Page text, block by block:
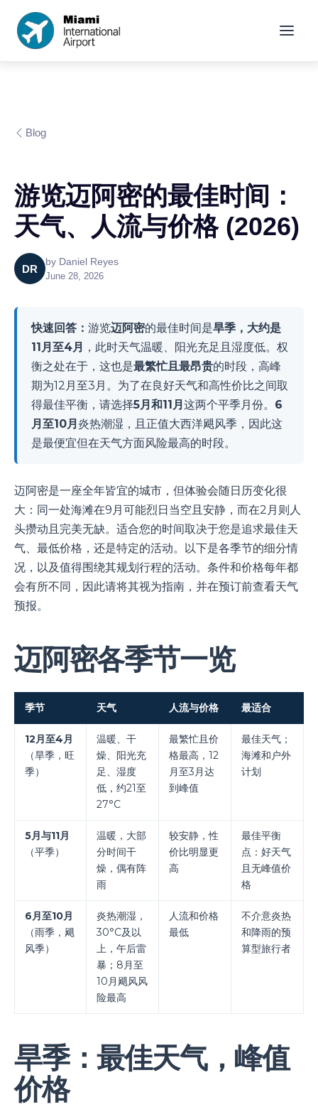
Blog
游览迈阿密的最佳时间：
天气、人流与价格 (2026)
DR
by Daniel Reyes
June 28, 2026
快速回答： 游览迈阿密的最佳时间是旱季，大约是
11月至4月 ，此时天气温暖、阳光充足且湿度低。权
衡之处在于，这也是最繁忙且最昂贵的时段，高峰
期为12月至3月。为了在良好天气和高性价比之间取
得最佳平衡，请选择5月和11月 这两个平季月份。 6
月至10月 炎热潮湿，且正值大西洋飓风季，因此这
是最便宜但在天气方面风险最高的时段。
迈阿密是一座全年皆宜的城市，但体验会随日历变化很
大：同一处海滩在9月可能烈日当空且安静，而在2月则人
头攒动且完美无缺。适合您的时间取决于您是追求最佳天
气、最低价格，还是特定的活动。以下是各季节的细分情
况，以及值得围绕其规划行程的活动。条件和价格每年都
会有所不同，因此请将其视为指南，并在预订前查看天气
预报。
迈阿密各季节一览
季节 天气 人流与价格 最适合
12月至4月
（旱季，旺
季）
温暖、干
燥、阳光充
足、湿度
低，约21至
27°C
最繁忙且价
格最高，12
月至3月达
到峰值
最佳天气；
海滩和户外
计划
5月与11月
（平季）
温暖，大部
分时间干
燥，偶有阵
雨
较安静，性
价比明显更
高
最佳平衡
点：好天气
且无峰值价
格
6月至10月
（雨季，飓
风季）
炎热潮湿，
30°C及以
上，午后雷
暴；8月至
10月飓风风
险最高
人流和价格
最低
不介意炎热
和降雨的预
算型旅行者
旱季：最佳天气，峰值
价格